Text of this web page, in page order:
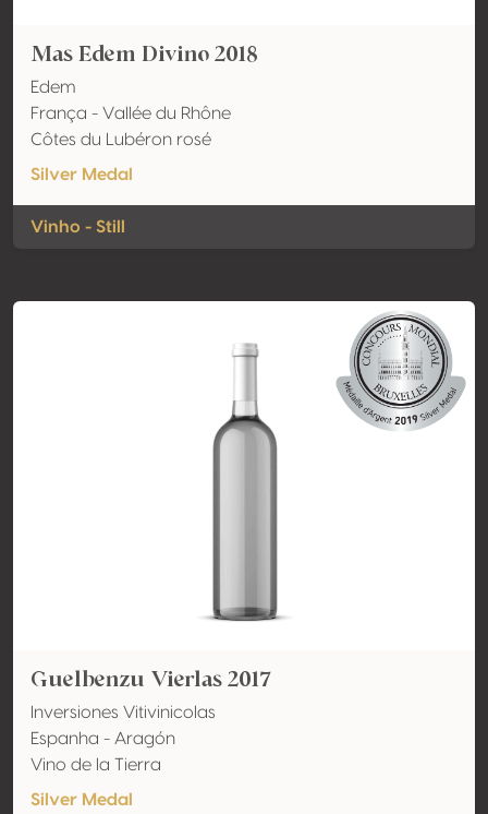
Mas Edem Divino 2018
Edem
França - Vallée du Rhône
Côtes du Lubéron rosé
Silver Medal
Vinho - Still
Guelbenzu Vierlas 2017
Inversiones Vitivinicolas
Espanha - Aragón
Vino de la Tierra
Silver Medal